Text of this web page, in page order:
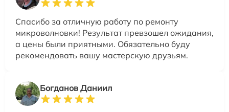
Спасибо за отличную работу по ремонту
микроволновки! Результат превзошел ожидания,
а цены были приятными. Обязательно буду
рекомендовать вашу мастерскую друзьям.
Богданов Даниил